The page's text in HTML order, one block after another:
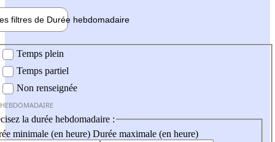
filtres de Durée hebdomadaire
Temps plein
Temps partiel
Non renseignée
la durée hebdomadaire :
minimale (en heure) Durée maximale (en heure)